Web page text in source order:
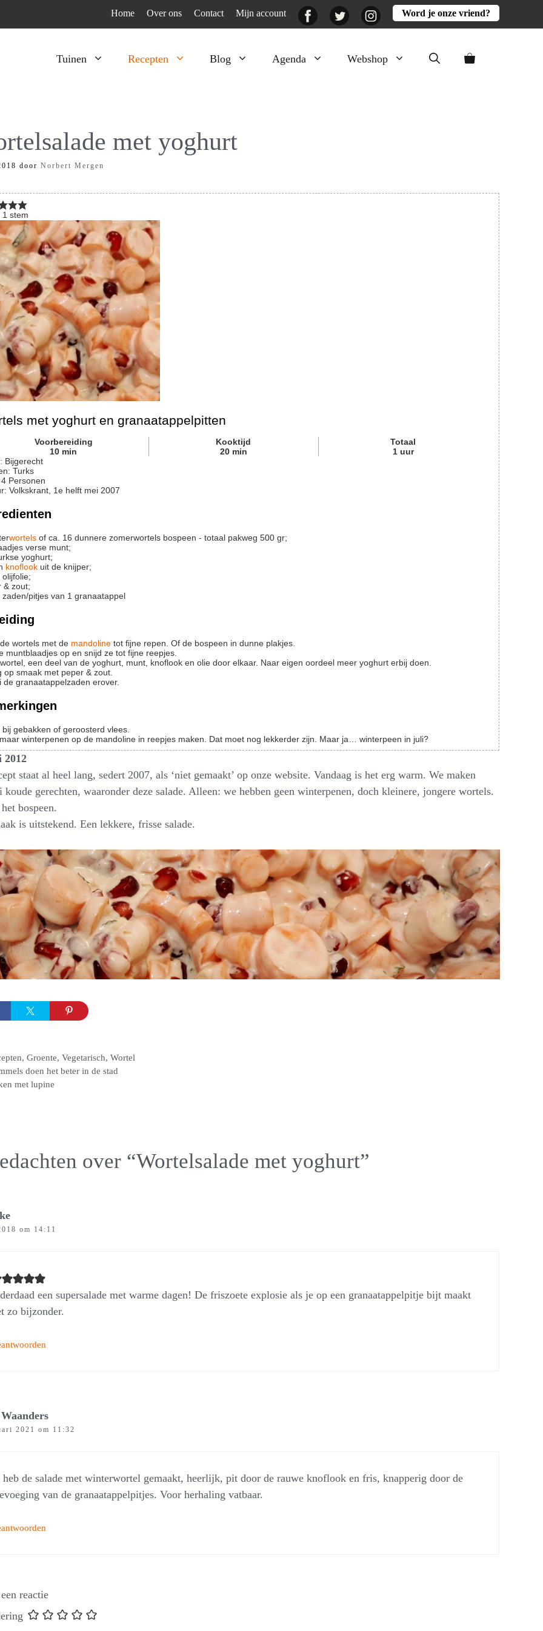
Home Over ons Contact Mijn account FacebookTwitter InstagramWord je onze vriend?
Tuinen Recepten Blog Agenda Webshop
Kruiden
Moestuin
Verfplanten
Peulgroenten
Vruchtgewassen Mooi
met yoghurt
door Norbert Mergen
1 stem
met yoghurt en granaatappelpitten
Voorbereiding
10 min
Kooktijd
20 min
Totaal
1 uur
Bijgerecht
Turks
4 Personen
: Volkskrant, 1e helft mei 2007
wortels of ca. 16 dunnere zomerwortels bospeen - totaal pakweg 500 gr;
verse munt;
yoghurt;
knoflook uit de knijper;
olijfolie;
& zout;
zaden/pitjes van 1 granaatappel
wortels met de mandoline tot fijne repen. Of de bospeen in dunne plakjes.
muntblaadjes op en snijd ze tot fijne reepjes.
een deel van de yoghurt, munt, knoflook en olie door elkaar. Naar eigen oordeel meer yoghurt erbij doen.
op smaak met peper & zout.
de granaatappelzaden erover.
bij gebakken of geroosterd vlees.
winterpenen op de mandoline in reepjes maken. Dat moet nog lekkerder zijn. Maar ja… winterpeen in juli?
2012
staat al heel lang, sedert 2007, als ‘niet gemaakt’ op onze website. Vandaag is het erg warm. We maken
koude gerechten, waaronder deze salade. Alleen: we hebben geen winterpenen, doch kleinere, jongere wortels.
bospeen.
is uitstekend. Een lekkere, frisse salade.
,Groente,Vegetarisch,Wortel
doen het beter in de stad
met lupine
over “Wortelsalade met yoghurt”
om 14:11
een supersalade met warme dagen! De friszoete explosie als je op een granaatappelpitje bijt maakt
zo bijzonder.
2021 om 11:32
de salade met winterwortel gemaakt, heerlijk, pit door de rauwe knoflook en fris, knapperig door de
van de granaatappelpitjes. Voor herhaling vatbaar.
reactie